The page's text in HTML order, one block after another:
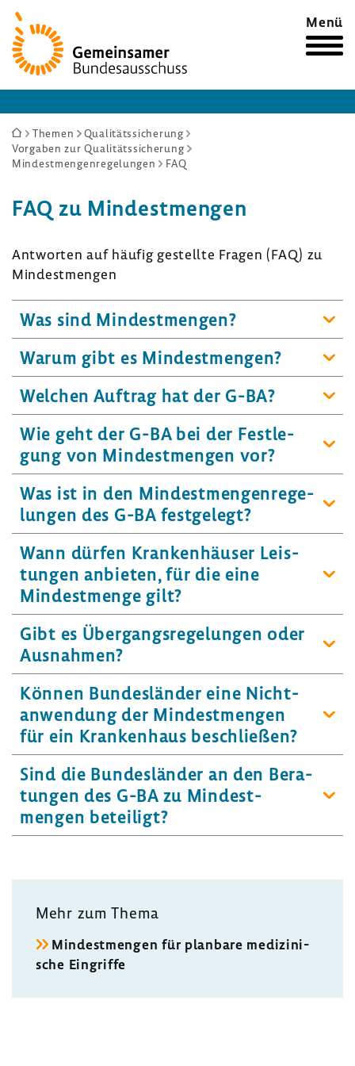
Zur
Startseite
Menü
Sie
sind
Themen
Qualitätssicherung
Vorgaben zur Qualitätssicherung
Mindestmengenregelungen
FAQ
FAQ zu Mindest­mengen
Antworten auf häufig gestellte Fragen (FAQ) zu
Mindest­mengen
Was sind Mindest­mengen?
Warum gibt es Mindest­mengen?
Welchen Auftrag hat der G-BA?
Wie geht der G-BA bei der Fest­le­
gung von Mindest­mengen vor?
Was ist in den Mindest­men­gen­re­ge­
lungen des G-BA fest­ge­legt?
Wann dürfen Kran­ken­häuser Leis­
tungen anbieten, für die eine
Mindest­menge gilt?
Gibt es Über­gangs­re­ge­lungen oder
Ausnahmen?
Können Bundes­länder eine Nicht­
an­wen­dung der Mindest­mengen
für ein Kran­ken­haus beschließen?
Sind die Bundes­länder an den Bera­
tungen des G-BA zu Mindest­
mengen betei­ligt?
Mehr zum Thema
Mindest­mengen für plan­bare medi­zi­ni­
sche Eingriffe